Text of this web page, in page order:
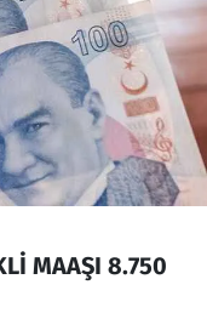
MAAŞI 8.750